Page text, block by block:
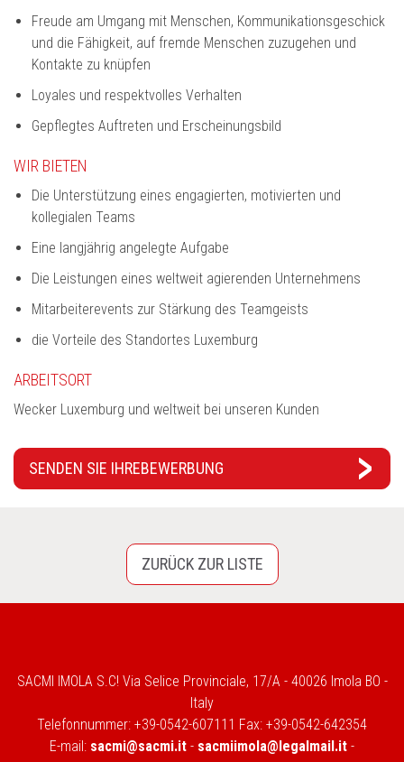
Freude am Umgang mit Menschen, Kommunikationsgeschick
und die Fähigkeit, auf fremde Menschen zuzugehen und
Kontakte zu knüpfen
Loyales und respektvolles Verhalten
Gepflegtes Auftreten und Erscheinungsbild
WIR BIETEN
Die Unterstützung eines engagierten, motivierten und
kollegialen Teams
Eine langjährig angelegte Aufgabe
Die Leistungen eines weltweit agierenden Unternehmens
Mitarbeiterevents zur Stärkung des Teamgeists
die Vorteile des Standortes Luxemburg
ARBEITSORT
Wecker Luxemburg und weltweit bei unseren Kunden
SENDEN SIE IHREBEWERBUNG
ZURÜCK ZUR LISTE
SACMI IMOLA S.C! Via Selice Provinciale, 17/A - 40026 Imola BO -
Italy
Telefonnummer: +39-0542-607111 Fax: +39-0542-642354
E-mail: sacmi@sacmi.it - sacmiimola@legalmail.it -